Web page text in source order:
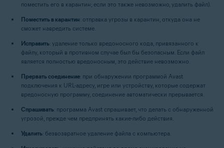
поместить его в карантин; если это также невозможно, удалить файл).
Поместить в карантин: отправка угрозы в карантин, откуда она не
сможет навредить системе.
Исправить: удаление только вредоносного кода, привязанного к
файлу, который в противном случае был бы безопасным. Если файл
является полностью вредоносным, это действие невозможно.
Прервать соединение: при обнаружении программой Avast
подключения к URL-адресу, игре или устройству, которые содержат
вредоносную программу, соединение автоматически прерывается.
Спрашивать: программа Avast спрашивает, что делать с обнаруженной
угрозой, прежде чем предпринять какие-либо действия.
Удалить: безвозвратное удаление файла с компьютера.